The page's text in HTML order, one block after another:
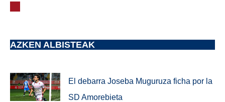
AZKEN ALBISTEAK
El debarra Joseba Muguruza ficha por la
SD Amorebieta